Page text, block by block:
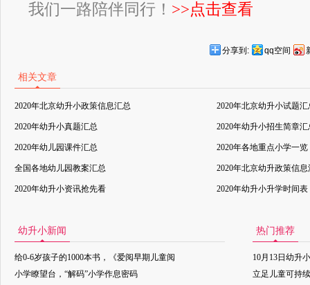
我们一路陪伴同行！ >>点击查看
分享到: qq空间
相关文章
2020年北京幼升小政策信息汇总 2020年北京幼升小试题汇
2020年幼升小真题汇总 2020年幼升小招生简章汇
2020年幼儿园课件汇总 2020年各地重点小学一览
全国各地幼儿园教案汇总 2020年北京幼升政策信息
2020年幼升小资讯抢先看 2020年幼升小升学时间表
幼升小新闻
给0-6岁孩子的1000本书，《爱阅早期儿童阅
小学瞭望台，“解码”小学作息密码
热门推荐
10月13日幼升
立足儿童可持